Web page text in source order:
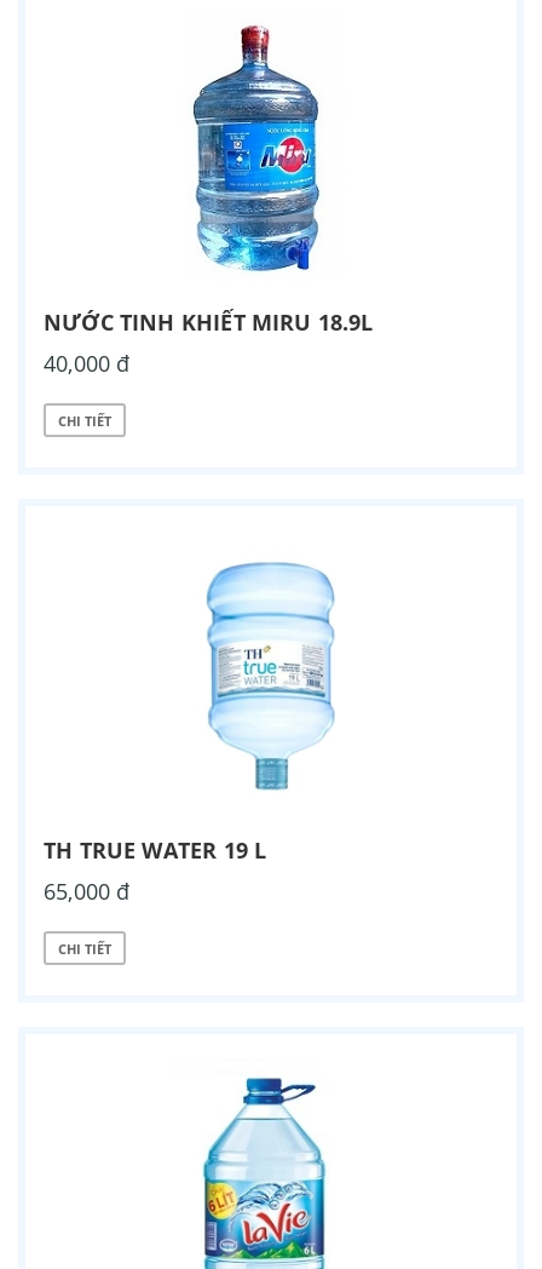
NƯỚC TINH KHIẾT MIRU 18.9L
40,000 đ
CHI TIẾT
TH TRUE WATER 19 L
65,000 đ
CHI TIẾT